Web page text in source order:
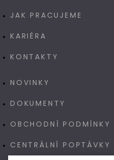
JAK PRACUJEME
KARIÉRA
KONTAKTY
NOVINKY
DOKUMENTY
OBCHODNÍ PODMÍNKY
CENTRÁLNÍ POPTÁVKY